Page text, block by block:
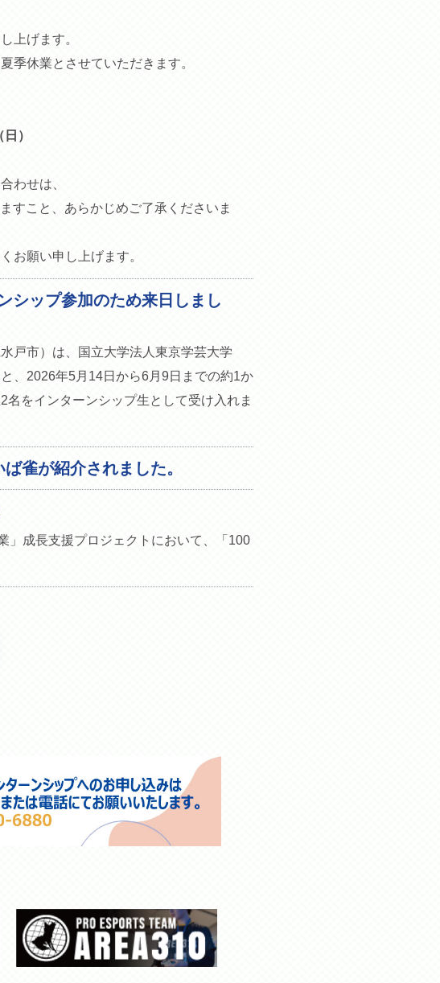
上げます。
季休業とさせていただきます。
）
わせは、
すこと、あらかじめご了承くださいま
お願い申し上げます。
シップ参加のため来日しまし
戸市）は、国立大学法人東京学芸大学
、2026年5月14日から6月9日までの約1か
をインターンシップ生として受け入れま
雀が紹介されました。
」成長支援プロジェクトにおいて、「100